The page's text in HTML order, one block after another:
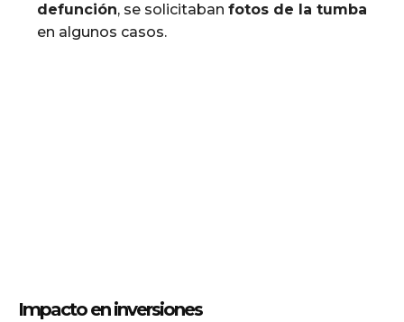
defunción, se solicitaban fotos de la tumba
en algunos casos.
Impacto en inversiones